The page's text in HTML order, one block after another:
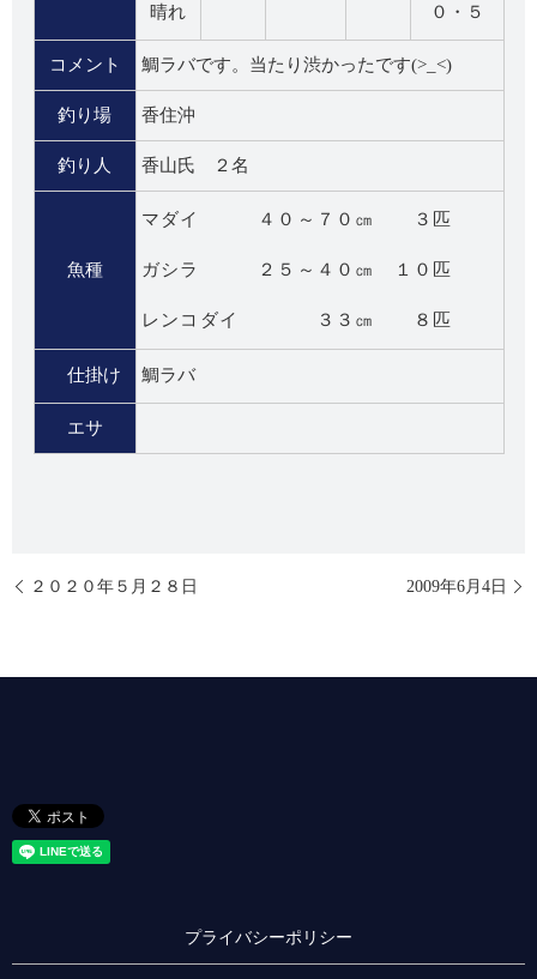
晴れ ０・５
コメント 鯛ラバです。当たり渋かったです(>_<)
釣り場 香住沖
釣り人 香山氏 ２名
魚種
マダイ ４０～７０㎝ ３匹
ガシラ ２５～４０㎝ １０匹
レンコダイ ３３㎝ ８匹
仕掛け 鯛ラバ
エサ
２０２０年５月２８日 2009年6月4日
プライバシーポリシー